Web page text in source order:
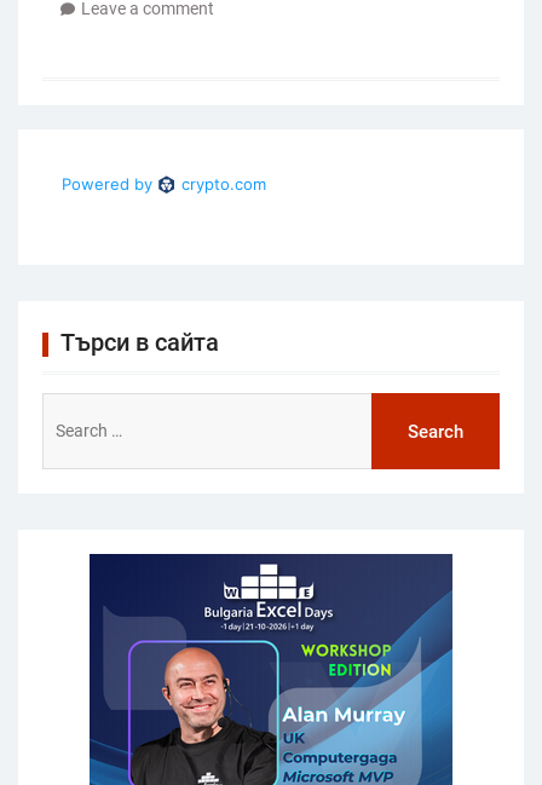
Leave a comment
Търси в сайта
for: